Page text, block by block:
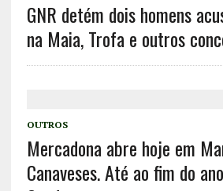
GNR detém dois homens
na Maia, Trofa e outros
OUTROS
Mercadona abre hoje em
Canaveses. Até ao fim do